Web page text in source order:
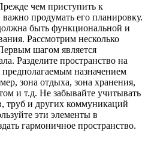
чем приступить к
важно продумать его планировку.
быть функциональной и
Рассмотрим несколько
шагом является
Разделите пространство на
предполагаемым назначением
зона отдыха, зона хранения,
и т.д. Не забывайте учитывать
труб и других коммуникаций
эти элементы в
гармоничное пространство.